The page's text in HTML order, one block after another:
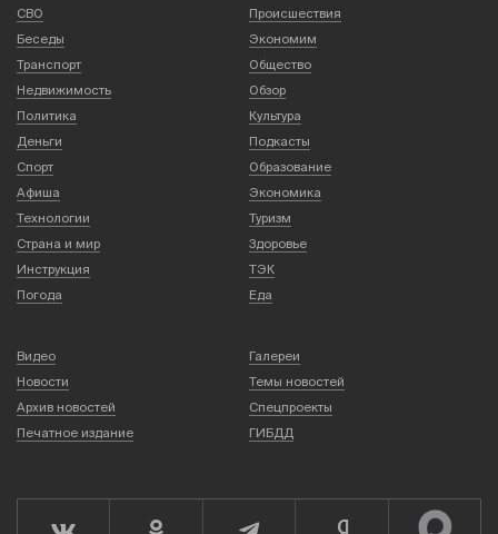
СВО
Происшествия
Беседы
Экономим
Транспорт
Общество
Недвижимость
Обзор
Политика
Культура
Деньги
Подкасты
Спорт
Образование
Афиша
Экономика
Технологии
Туризм
Страна и мир
Здоровье
Инструкция
ТЭК
Погода
Еда
Видео
Галереи
Новости
Темы новостей
Архив новостей
Спецпроекты
Печатное издание
ГИБДД